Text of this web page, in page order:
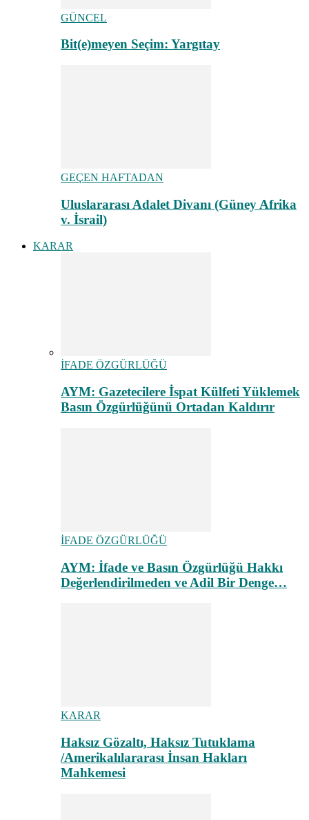
GÜNCEL
Bit(e)meyen Seçim: Yargıtay
GEÇEN HAFTADAN
Uluslararası Adalet Divanı (Güney Afrika
v. İsrail)
KARAR
İFADE ÖZGÜRLÜĞÜ
AYM: Gazetecilere İspat Külfeti Yüklemek
Basın Özgürlüğünü Ortadan Kaldırır
İFADE ÖZGÜRLÜĞÜ
AYM: İfade ve Basın Özgürlüğü Hakkı
Değerlendirilmeden ve Adil Bir Denge…
KARAR
Haksız Gözaltı, Haksız Tutuklama
/Amerikalılararası İnsan Hakları
Mahkemesi